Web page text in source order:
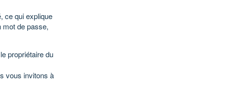
ce qui explique
mot de passe,
propriétaire du
vous invitons à